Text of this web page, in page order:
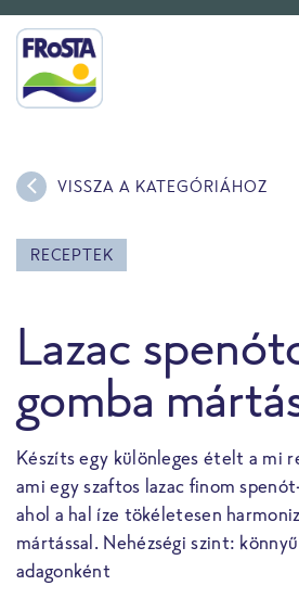
RECEPTEK
Lazac
gomba
Készíts egy különleges ételt a mi
ami egy szaftos lazac finom
ahol a hal íze tökéletesen
mártással. Nehézségi szint:
adagonként
VISSZA A KATEGÓRIÁHOZ